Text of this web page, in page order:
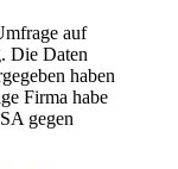
auf
Die Daten
haben
Firma habe
gegen